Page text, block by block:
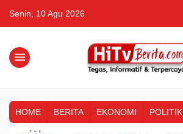
Senin, 10 Agu 2026
menu
HOME BERITA EKONOMI POLITIK